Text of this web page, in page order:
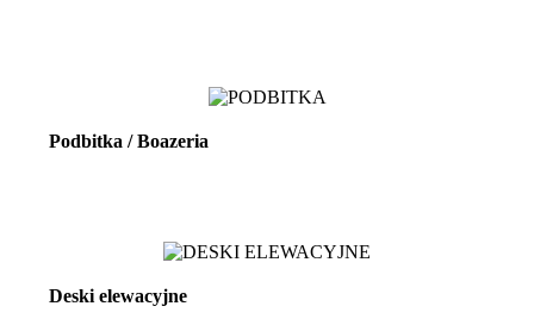
Podbitka / Boazeria
Deski elewacyjne